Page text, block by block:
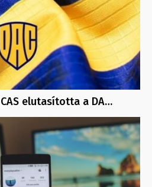
elutasította a DA…